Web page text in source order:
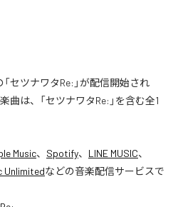
セツナワタRe:」が配信開始され
は、「セツナワタRe:」を含む全1
Music、 Spotify、 LINE MUSIC、
Unlimitedなどの音楽配信サービスで